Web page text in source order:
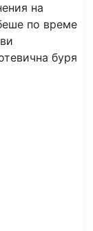
на
по време
буря